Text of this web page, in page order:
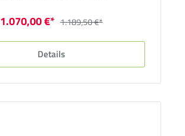
1.070,00 €* 1.189,50 €*
Details